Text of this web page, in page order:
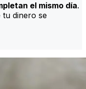
el mismo día.
tu dinero se